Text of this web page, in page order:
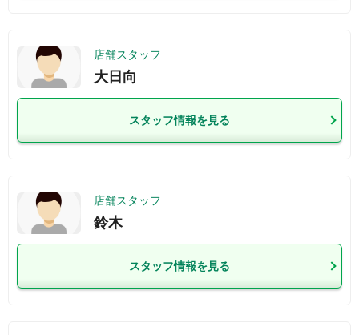
店舗スタッフ
大日向
スタッフ情報を見る
店舗スタッフ
鈴木
スタッフ情報を見る